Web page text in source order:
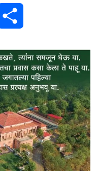
Telegram